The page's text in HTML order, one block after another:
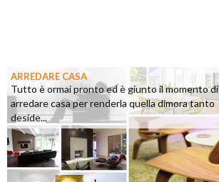
ARREDARE CASA
Tutto è ormai pronto ed è giunto il momento di
arredare casa per renderla quella dimora tanto
deside...